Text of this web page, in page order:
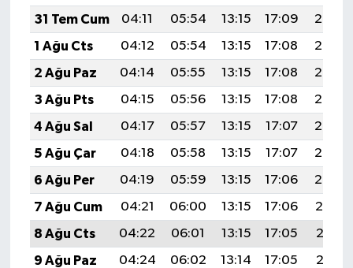
31 Tem Cum
04:11 05:54 13:15 17:09
20:27
1 Ağu Cts
04:12 05:54 13:15 17:08
20:26
2 Ağu Paz
04:14 05:55 13:15 17:08
20:25
3 Ağu Pts
04:15 05:56 13:15 17:08
20:24
4 Ağu Sal
04:17 05:57 13:15 17:07
20:23
5 Ağu Çar
04:18 05:58 13:15 17:07
20:22
6 Ağu Per
04:19 05:59 13:15 17:06
20:20
7 Ağu Cum
04:21 06:00 13:15 17:06
20:19
8 Ağu Cts
04:22 06:01 13:15 17:05
20:18
9 Ağu Paz
04:24 06:02 13:14 17:05
20:17